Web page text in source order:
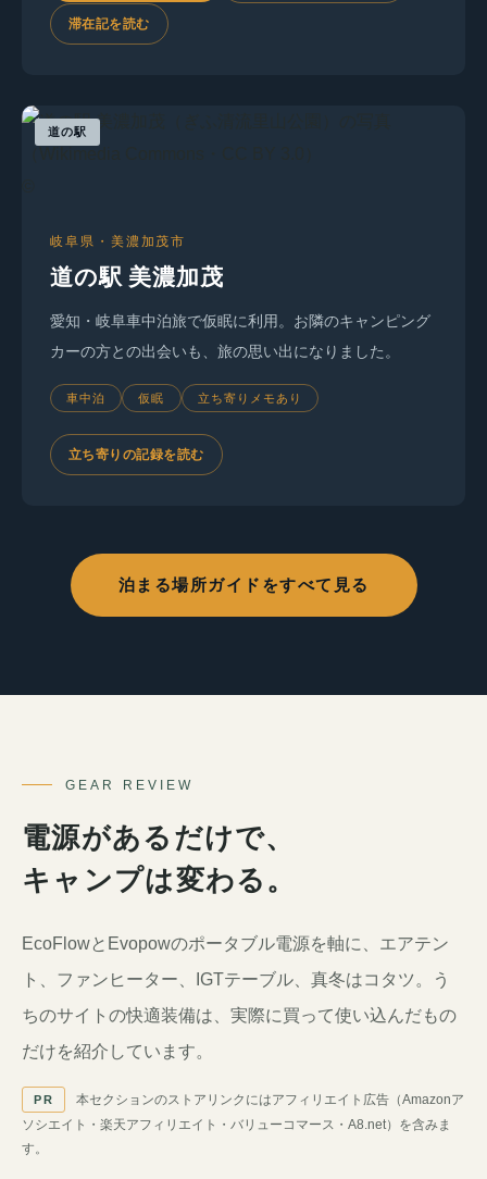
滞在記を読む
道の駅
岐阜県・美濃加茂市
道の駅 美濃加茂
愛知・岐阜車中泊旅で仮眠に利用。お隣のキャンピング
カーの方との出会いも、旅の思い出になりました。
車中泊 仮眠 立ち寄りメモあり
立ち寄りの記録を読む
泊まる場所ガイドをすべて見る
GEAR REVIEW
電源があるだけで、
キャンプは変わる。
EcoFlowとEvopowのポータブル電源を軸に、エアテン
ト、ファンヒーター、IGTテーブル、真冬はコタツ。う
ちのサイトの快適装備は、実際に買って使い込んだもの
だけを紹介しています。
PR
本セクションのストアリンクにはアフィリエイト広告（Amazonア
ソシエイト・楽天アフィリエイト・バリューコマース・A8.net）を含みま
す。